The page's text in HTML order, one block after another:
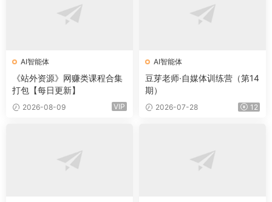
AI智能体
《站外资源》网赚类课程合集
打包【每日更新】
2026-08-09 VIP
AI智能体
豆芽老师·自媒体训练营（第14
期）
2026-07-28 12